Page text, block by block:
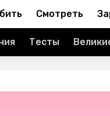
Смотреть
Тесты